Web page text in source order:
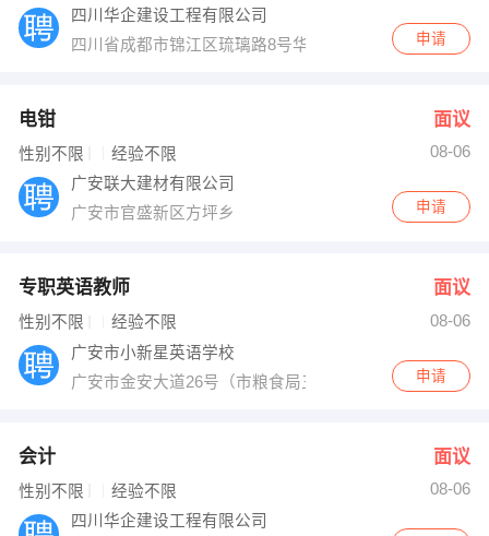
四川华企建设工程有限公司
四川省成都市锦江区琉璃路8号华润广场A幢18楼申请
电钳 面议
性别不限 经验不限
08-06
广安联大建材有限公司
广安市官盛新区方坪乡
申请
专职英语教师 面议
性别不限 经验不限
08-06
广安市小新星英语学校
广安市金安大道26号（市粮食局三楼）
申请
会计 面议
性别不限 经验不限
08-06
四川华企建设工程有限公司